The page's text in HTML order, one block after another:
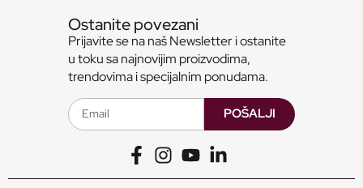
Ostanite povezani
Prijavite se na naš Newsletter i ostanite
u toku sa najnovijim proizvodima,
trendovima i specijalnim ponudama.
POŠALJI